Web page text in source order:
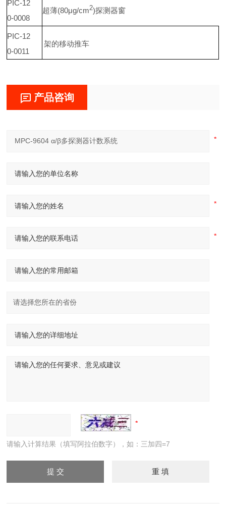
PIC-12
0-0008
超薄(80μg/cm2)探测器窗
PIC-12
0-0011
架的移动推车
产品咨询
请输入计算结果（填写阿拉伯数字），如：三加四=7